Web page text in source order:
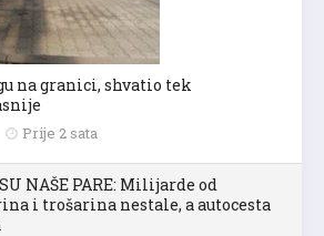
na granici, shvatio tek
Prije 2 sata
NAŠE PARE: Milijarde od
i trošarina nestale, a autocesta